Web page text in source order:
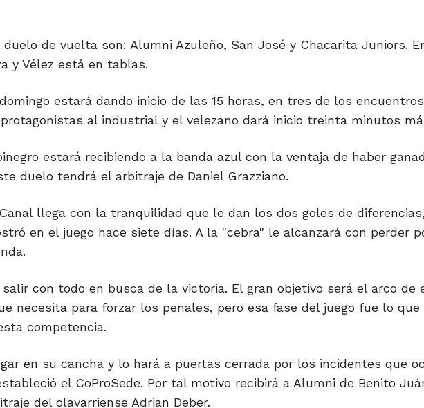
de vuelta son: Alumni Azuleño, San José y Chacarita Juniors.
y Vélez está en tablas.
estará dando inicio de las 15 horas, en tres de los
al industrial y el velezano dará inicio treinta minutos
estará recibiendo a la banda azul con la ventaja de haber
duelo tendrá el arbitraje de Daniel Grazziano.
llega con la tranquilidad que le dan los dos goles de
en el juego hace siete días. A la "cebra" le alcanzará con perder
con todo en busca de la victoria. El gran objetivo será el arco de
necesita para forzar los penales, pero esa fase del juego fue lo
competencia.
en su cancha y lo hará a puertas cerrada por los incidentes que
el CoProSede. Por tal motivo recibirá a Alumni de Benito
del olavarriense Adrian Deber.